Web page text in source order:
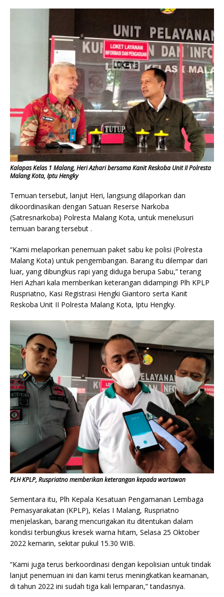
Kalapas Kelas 1 Malang, Heri Azhari bersama Kanit Reskoba Unit II Polresta
Malang Kota, Iptu Hengky
Temuan tersebut, lanjut Heri, langsung dilaporkan dan
dikoordinasikan dengan Satuan Reserse Narkoba
(Satresnarkoba) Polresta Malang Kota, untuk menelusuri
temuan barang tersebut .
“Kami melaporkan penemuan paket sabu ke polisi (Polresta
Malang Kota) untuk pengembangan. Barang itu dilempar dari
luar, yang dibungkus rapi yang diduga berupa Sabu,” terang
Heri Azhari kala memberikan keterangan didampingi Plh KPLP
Ruspriatno, Kasi Registrasi Hengki Giantoro serta Kanit
Reskoba Unit II Polresta Malang Kota, Iptu Hengky.
PLH KPLP, Ruspriatno memberikan keterangan kepada wartawan
Sementara itu, Plh Kepala Kesatuan Pengamanan Lembaga
Pemasyarakatan (KPLP), Kelas I Malang, Ruspriatno
menjelaskan, barang mencurigakan itu ditentukan dalam
kondisi terbungkus kresek warna hitam, Selasa 25 Oktober
2022 kemarin, sekitar pukul 15.30 WIB.
“Kami juga terus berkoordinasi dengan kepolisian untuk tindak
lanjut penemuan ini dan kami terus meningkatkan keamanan,
di tahun 2022 ini sudah tiga kali lemparan,” tandasnya.